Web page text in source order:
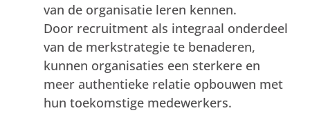
van de organisatie leren kennen.
Door recruitment als integraal onderdeel
van de merkstrategie te benaderen,
kunnen organisaties een sterkere en
meer authentieke relatie opbouwen met
hun toekomstige medewerkers.